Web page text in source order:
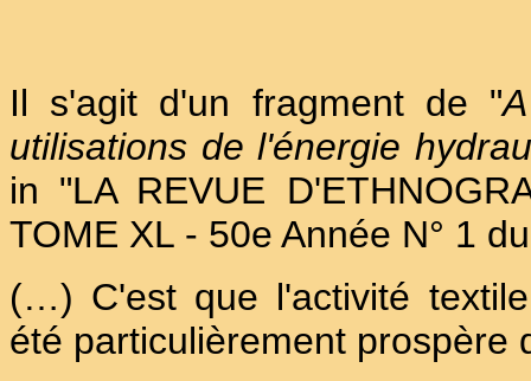
Il s'agit d'un fragment de "
utilisations de l'énergie
in "LA REVUE
TOME XL - 50e Année N° 1
(…) C'est que l'activité
été particulièrement prospère